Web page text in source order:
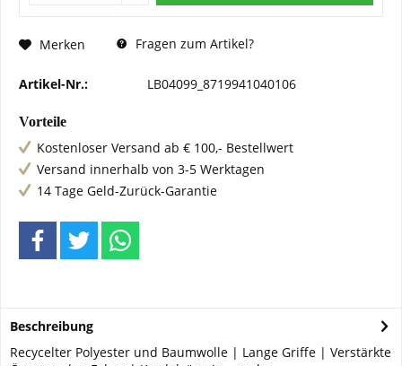
Merken Fragen zum Artikel?
Artikel-Nr.: LB04099_8719941040106
Vorteile
Kostenloser Versand ab € 100,- Bestellwert
Versand innerhalb von 3-5 Werktagen
14 Tage Geld-Zurück-Garantie
Beschreibung
Recycelter Polyester und Baumwolle | Lange Griffe | Verstärkte